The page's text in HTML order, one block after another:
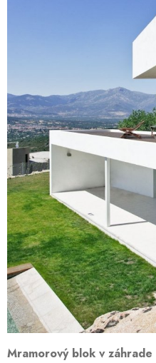
Mramorový blok v záhrade